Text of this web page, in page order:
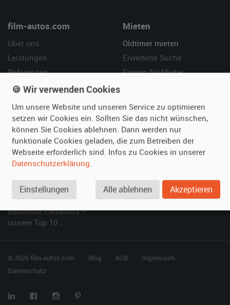
film-autos.com
Über uns
Leistungen
Referenzen
Kundenmeinungen
Mieten
Oldtimer mieten
Erweiterte Suche
Fragen für Mieter
Vermieten
Oldtimer anmelden
Fotos senden
Fragen für Vermieter
Hilfe
Häufige Fragen (FAQ)
So funktioniert's
SPECIAL
Berühmte Filmautos –
unsere Top 10 ...
© 2026 film-autos.com Blog AGB
Impressum
Datenschutz
🍪 Wir verwenden Cookies
Um unsere Website und unseren Service zu optimieren
setzen wir Cookies ein. Sollten Sie das nicht wünschen,
können Sie Cookies ablehnen. Dann werden nur
funktionale Cookies geladen, die zum Betreiben der
Webseite erforderlich sind. Infos zu Cookies in unserer
Datenschutzerklärung.
Einstellungen Alle ablehnen Akzeptieren